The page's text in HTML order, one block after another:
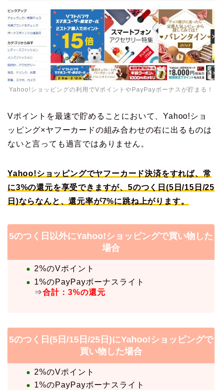
Yahoo!ショッピングの利用でVポイントやPayPayボーナスが貯まる！
Vポイントを最速で貯めることにおいて、Yahoo!ショ
ッピング×ヤフーカードの組み合わせの右に出るものは
ないと言っても過言ではありません。
Yahoo!ショッピングでヤフーカード決済をすれば、常
に3%の還元を享受できますが、5のつく日(5日/15日/25
日)ならなんと、還元率が7%に跳ね上がります。
5のつく日以外にYahoo!ショッピングで買い物した
場合
2%のVポイント
1%のPayPayボーナスライト
⇒合計：3%の還元
5のつく日(5日/15日/25日)にYahoo!ショッピングで
買い物した場合
2%のVポイント
1%のPayPayボーナスライト